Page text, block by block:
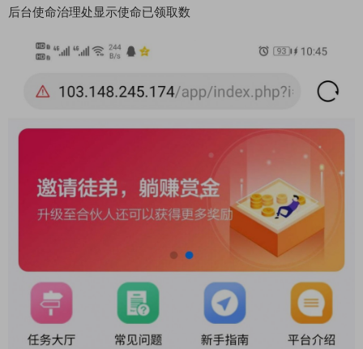
后台使命治理处显示使命已领取数